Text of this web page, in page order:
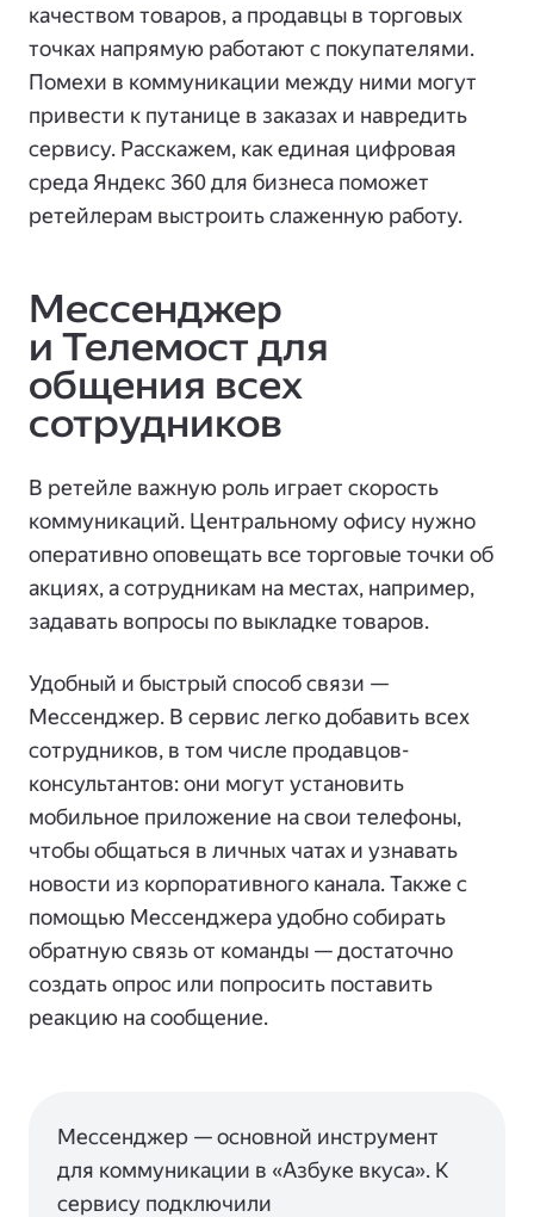
качеством товаров, а продавцы в торговых
точках напрямую работают с покупателями.
Помехи в коммуникации между ними могут
привести к путанице в заказах и навредить
сервису. Расскажем, как единая цифровая
среда Яндекс 360 для бизнеса поможет
ретейлерам выстроить слаженную работу.
Мессенджер
и Телемост для
общения всех
сотрудников
В ретейле важную роль играет скорость
коммуникаций. Центральному офису нужно
оперативно оповещать все торговые точки об
акциях, а сотрудникам на местах, например,
задавать вопросы по выкладке товаров.
Удобный и быстрый способ связи —
Мессенджер. В сервис легко добавить всех
сотрудников, в том числе продавцов-
консультантов: они могут установить
мобильное приложение на свои телефоны,
чтобы общаться в личных чатах и узнавать
новости из корпоративного канала. Также с
помощью Мессенджера удобно собирать
обратную связь от команды — достаточно
создать опрос или попросить поставить
реакцию на сообщение.
Мессенджер — основной инструмент
для коммуникации в «Азбуке вкуса». К
сервису подключили